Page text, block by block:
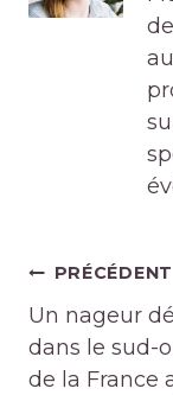
Navigation
de
l’article
PRÉCÉDENT
Un nageur
dans le sud-
de la France